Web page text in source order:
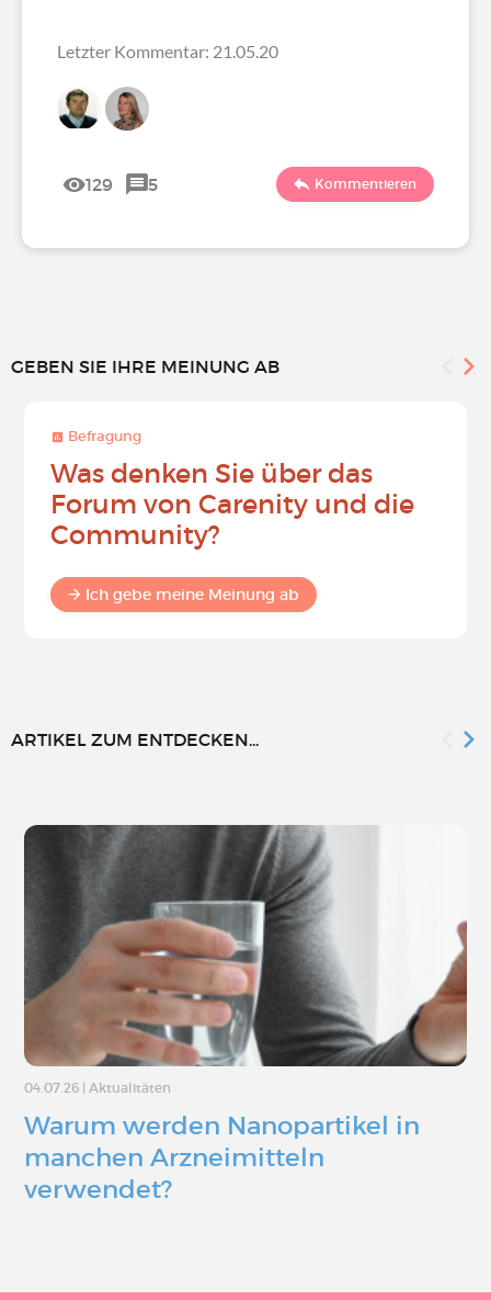
Letzter Kommentar: 21.05.20
129 5 Kommentieren
GEBEN SIE IHRE MEINUNG AB
Befragung
Was denken Sie über das
Forum von Carenity und die
Community?
Ich gebe meine Meinung ab
ARTIKEL ZUM ENTDECKEN...
04.07.26 Aktualitäten
Warum werden Nanopartikel in
manchen Arzneimitteln
verwendet?